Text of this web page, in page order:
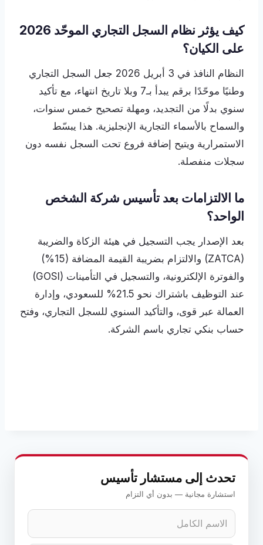
كيف يؤثر نظام السجل التجاري الموحّد 2026
على الكيان؟
النظام النافذ في 3 أبريل 2026 جعل السجل التجاري
وطنيًا موحّدًا برقم يبدأ بـ7 وبلا تاريخ انتهاء، مع تأكيد
سنوي بدلًا من التجديد، ومهلة تصحيح خمس سنوات،
والسماح بالأسماء التجارية الإنجليزية. هذا يبسّط
الاستمرارية ويتيح إضافة فروع تحت السجل نفسه دون
سجلات منفصلة.
ما الالتزامات بعد تأسيس شركة الشخص
الواحد؟
بعد الإصدار يجب التسجيل في هيئة الزكاة والضريبة
(ZATCA) والالتزام بضريبة القيمة المضافة (15%)
والفوترة الإلكترونية، والتسجيل في التأمينات (GOSI)
عند التوظيف باشتراك نحو 21.5% للسعودي، وإدارة
العمالة عبر قوى، والتأكيد السنوي للسجل التجاري، وفتح
حساب بنكي تجاري باسم الشركة.
تحدث إلى مستشار تأسيس
استشارة مجانية — بدون أي التزام